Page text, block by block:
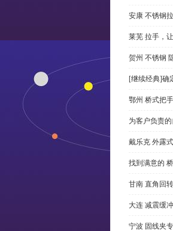
安康 不锈钢
莱芜 拉手，
贺州 不锈钢
[继续经典]确
鄂州 桥式把
为客户负责
戴乐克 外露
找到满意的
甘南 直角回
大连 减震缓
宁波 固线夹